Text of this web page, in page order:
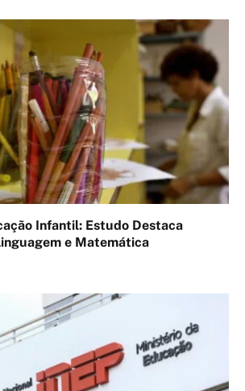
Infantil: Estudo Destaca
e Matemática